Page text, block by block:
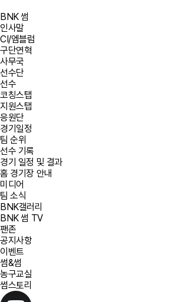
BNK 썸
인사말
CI/엠블럼
구단연혁
사무국
선수단
선수
코칭스탭
지원스탭
응원단
경기일정
팀 순위
선수 기록
경기 일정 및 결과
홈 경기장 안내
미디어
팀 소식
BNK갤러리
BNK 썸 TV
팬존
공지사항
이벤트
썸&썸
농구교실
썸스토리